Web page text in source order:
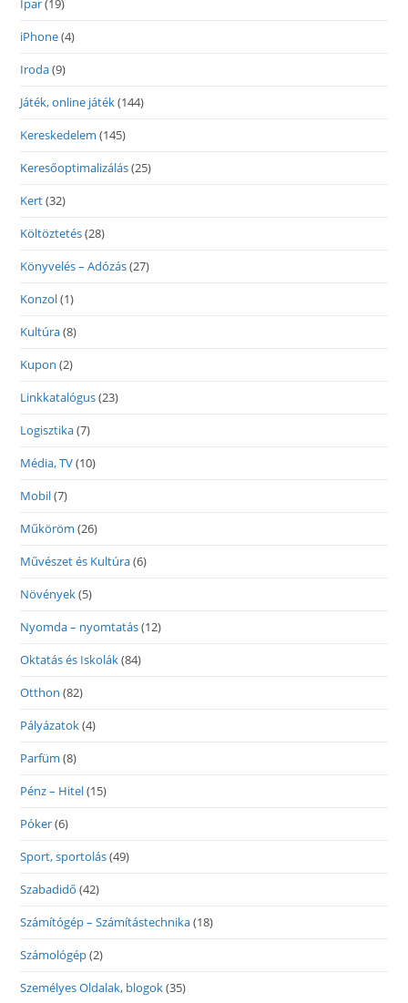
Ipar(19)
iPhone(4)
Iroda(9)
Játék, online játék(144)
Kereskedelem (145)
Keresőoptimalizálás(25)
Kert(32)
Költöztetés(28)
Könyvelés – Adózás(27)
Konzol(1)
Kultúra(8)
Kupon (2)
Linkkatalógus(23)
Logisztika(7)
Média, TV(10)
Mobil(7)
Műköröm (26)
Művészet és Kultúra(6)
Növények(5)
Nyomda – nyomtatás(12)
Oktatás és Iskolák(84)
Otthon (82)
Pályázatok(4)
Parfüm (8)
Pénz – Hitel(15)
Póker(6)
Sport, sportolás(49)
Szabadidő (42)
Számítógép – Számítástechnika(18)
Számológép(2)
Személyes Oldalak, blogok(35)